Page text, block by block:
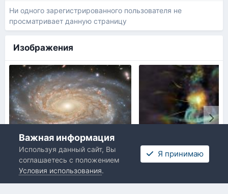
Ни одного зарегистрированного пользователя не
просматривает данную страницу
Изображения
NGC 7038.jpg
ОтDenskky,11 декабря, 2022
Tsentr_MP.jpg
ОтDenskky,28 января,
Важная информация
Используя данный сайт, Вы
соглашаетесь с положением
Условия использования.
Я принимаю